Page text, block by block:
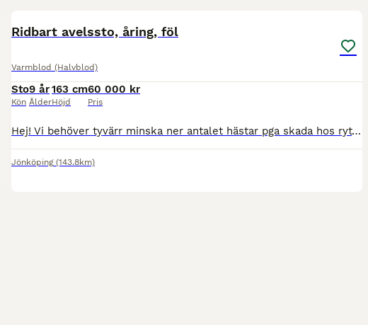
Ridbart avelssto, åring, föl
Varmblod (Halvblod)
Sto
Kön
9 år
Ålder
163 cm
Höjd
60 000 kr
Pris
Hej! Vi behöver tyvärr minska ner antalet hästar pga skada hos ryttare. Vi har ett supertrevligt halvblodssto född 2017 som vilken dag som helst får sitt föl. Hoppar superfint och inriden och ride
Jönköping (143.8km)